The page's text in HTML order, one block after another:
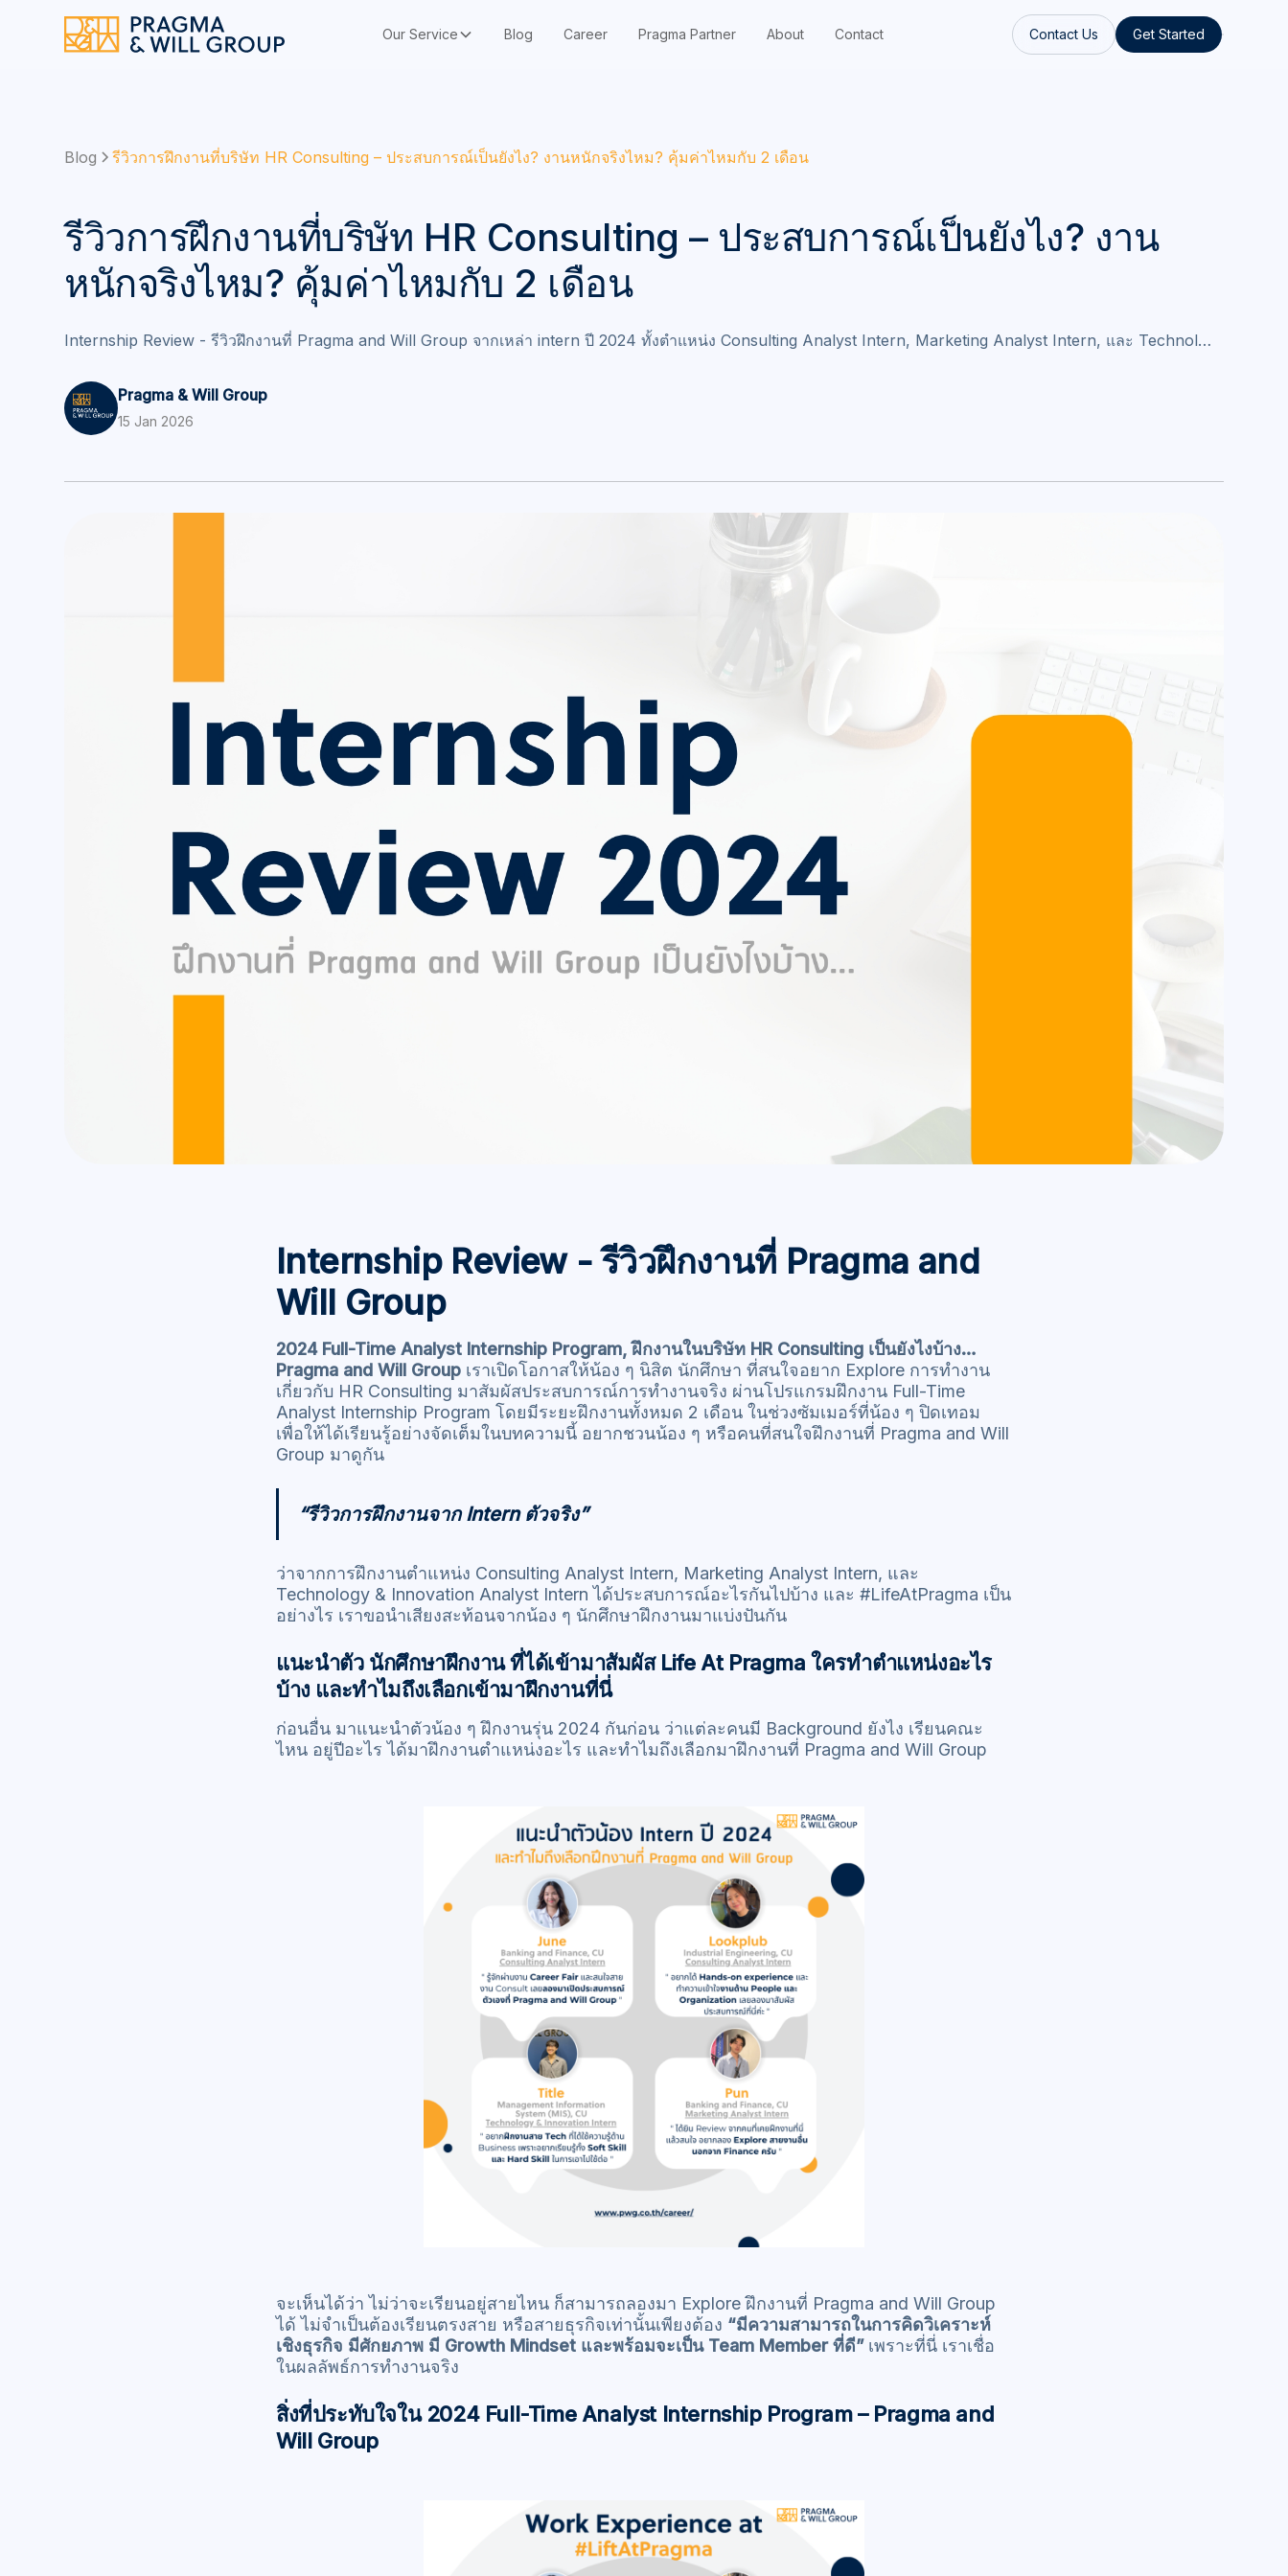
Our Service Blog Career Pragma Partner About Contact Contact Us Get Started
Blog รีวิวการฝึกงานที่บริษัท HR Consulting – ประสบการณ์เป็นยังไง? งานหนักจริงไหม? คุ้มค่าไหมกับ 2 เดือน
รีวิวการฝึกงานที่บริษัท HR Consulting – ประสบการณ์เป็นยังไง? งาน
หนักจริงไหม? คุ้มค่าไหมกับ 2 เดือน
Internship Review - รีวิวฝึกงานที่ Pragma and Will Group จากเหล่า intern ปี 2024 ทั้งตำแหน่ง Consulting Analyst Intern, Marketing Analyst Intern, และ Technol…
Pragma & Will Group
15 Jan 2026
Internship Review - รีวิวฝึกงานที่ Pragma and
Will Group
2024 Full-Time Analyst Internship Program, ฝึกงานในบริษัท HR Consulting เป็นยังไงบ้าง…
Pragma and Will Group เราเปิดโอกาสให้น้อง ๆ นิสิต นักศึกษา ที่สนใจอยาก Explore การทำงาน
เกี่ยวกับ HR Consulting มาสัมผัสประสบการณ์การทำงานจริง ผ่านโปรแกรมฝึกงาน Full-Time
Analyst Internship Program โดยมีระยะฝึกงานทั้งหมด 2 เดือน ในช่วงซัมเมอร์ที่น้อง ๆ ปิดเทอม
เพื่อให้ได้เรียนรู้อย่างจัดเต็มในบทความนี้ อยากชวนน้อง ๆ หรือคนที่สนใจฝึกงานที่ Pragma and Will
Group มาดูกัน
“รีวิวการฝึกงานจาก Intern ตัวจริง”
ว่าจากการฝึกงานตำแหน่ง Consulting Analyst Intern, Marketing Analyst Intern, และ
Technology & Innovation Analyst Intern ได้ประสบการณ์อะไรกันไปบ้าง และ #LifeAtPragma เป็น
อย่างไร เราขอนำเสียงสะท้อนจากน้อง ๆ นักศึกษาฝึกงานมาแบ่งปันกัน
แนะนำตัว นักศึกษาฝึกงาน ที่ได้เข้ามาสัมผัส Life At Pragma ใครทำตำแหน่งอะไร
บ้าง และทำไมถึงเลือกเข้ามาฝึกงานที่นี่
ก่อนอื่น มาแนะนำตัวน้อง ๆ ฝึกงานรุ่น 2024 กันก่อน ว่าแต่ละคนมี Background ยังไง เรียนคณะ
ไหน อยู่ปีอะไร ได้มาฝึกงานตำแหน่งอะไร และทำไมถึงเลือกมาฝึกงานที่ Pragma and Will Group
จะเห็นได้ว่า ไม่ว่าจะเรียนอยู่สายไหน ก็สามารถลองมา Explore ฝึกงานที่ Pragma and Will Group
ได้ ไม่จำเป็นต้องเรียนตรงสาย หรือสายธุรกิจเท่านั้นเพียงต้อง “มีความสามารถในการคิดวิเคราะห์
เชิงธุรกิจ มีศักยภาพ มี Growth Mindset และพร้อมจะเป็น Team Member ที่ดี”เพราะที่นี่ เราเชื่อ
ในผลลัพธ์การทำงานจริง
สิ่งที่ประทับใจใน 2024 Full-Time Analyst Internship Program – Pragma and
Will Group